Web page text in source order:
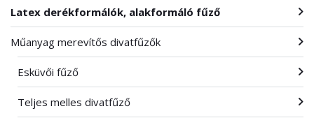
Latex derékformálók, alakformáló fűző
Műanyag merevítős divatfűzők
Esküvői fűző
Teljes melles divatfűző